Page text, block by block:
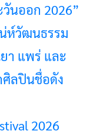
นออก 2026”
ห์วัฒนธรรม
า แพร่ และ
ลปินชื่อดัง
2026